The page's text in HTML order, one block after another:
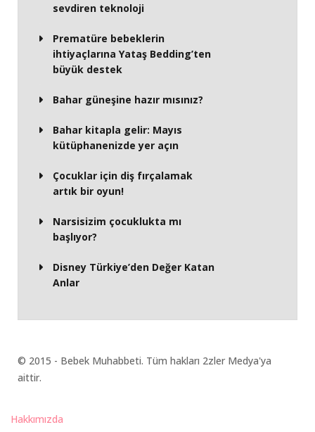
sevdiren teknoloji
Prematüre bebeklerin
ihtiyaçlarına Yataş Bedding’ten
büyük destek
Bahar güneşine hazır mısınız?
Bahar kitapla gelir: Mayıs
kütüphanenizde yer açın
Çocuklar için diş fırçalamak
artık bir oyun!
Narsisizim çocuklukta mı
başlıyor?
Disney Türkiye’den Değer Katan
Anlar
© 2015 - Bebek Muhabbeti. Tüm hakları 2zler Medya'ya
aittir.
Hakkımızda